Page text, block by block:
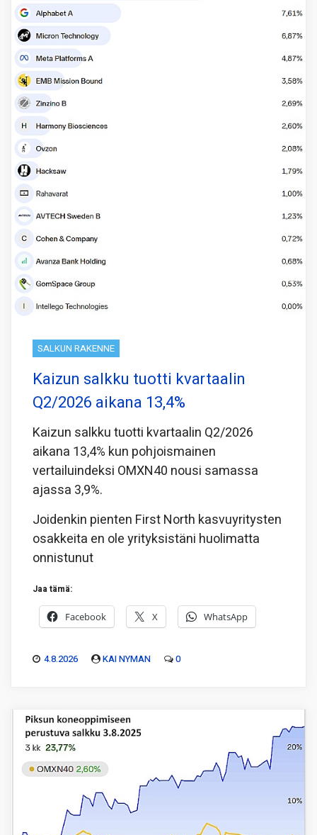
SALKUN RAKENNE
Kaizun salkku tuotti kvartaalin
Q2/2026 aikana 13,4%
Kaizun salkku tuotti kvartaalin Q2/2026
aikana 13,4% kun pohjoismainen
vertailuindeksi OMXN40 nousi samassa
ajassa 3,9%.
Joidenkin pienten First North kasvuyritysten
osakkeita en ole yrityksistäni huolimatta
onnistunut
Jaa tämä:
Facebook X WhatsApp
4.8.2026 KAI NYMAN 0